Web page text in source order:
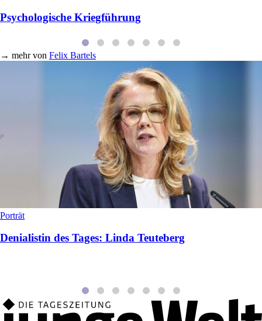
Psychologische Kriegführung
→ mehr von Felix Bartels
Porträt
Denialistin des Tages: Linda Teuteberg